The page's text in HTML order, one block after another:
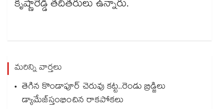
కృష్ణారెడ్డి తదితరులు ఉన్నారు.
మరిన్ని వార్తలు
తెగిన కొండాపూర్‌‌‌‌ చెరువు కట్ట..రెండు బ్రిడ్జి‌‌‌‌లు
డ్యామేజ్‌‌‌‌‌‌‌‌స్తంభించిన రాకపోకలు ‌‌‌‌